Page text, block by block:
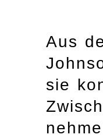
Aus
sie